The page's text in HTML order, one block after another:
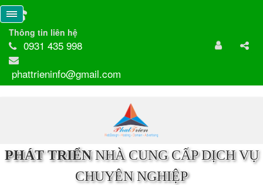
Thông tin liên hệ
0931 435 998
phattrieninfo@gmail.com
PHÁT TRIỂNNHÀ CUNG CẤP DỊCH VỤ
CHUYÊN NGHIỆP